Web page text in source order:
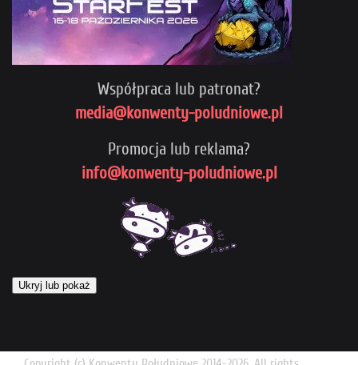
Współpraca lub patronat?
media@konwenty-poludniowe.pl
Promocja lub reklama?
info@konwenty-poludniowe.pl
Ukryj lub pokaż